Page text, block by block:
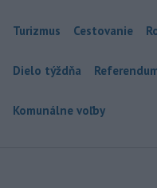
Turizmus Cestovanie
Dielo týždňa
Komunálne voľby